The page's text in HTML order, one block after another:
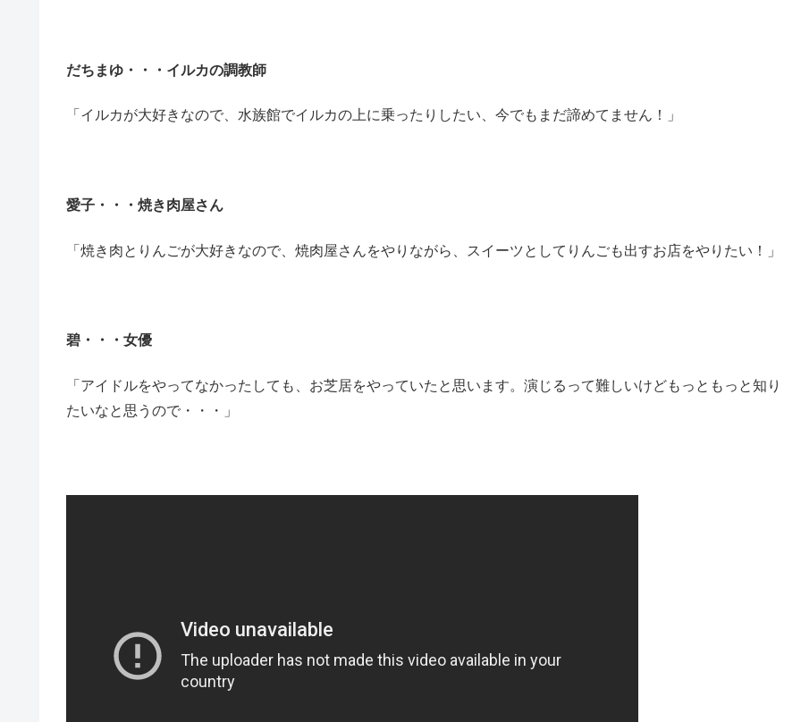
だちまゆ・・・イルカの調教師
「イルカが大好きなので、水族館でイルカの上に乗ったりしたい、今でもまだ諦めてません！」
愛子・・・焼き肉屋さん
「焼き肉とりんごが大好きなので、焼肉屋さんをやりながら、スイーツとしてりんごも出すお店をやりたい！」
碧・・・女優
「アイドルをやってなかったしても、お芝居をやっていたと思います。演じるって難しいけどもっともっと知り
たいなと思うので・・・」